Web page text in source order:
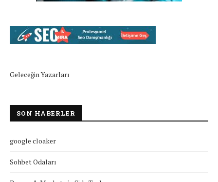
Geleceğin Yazarları
SON HABERLER
google cloaker
Sohbet Odaları